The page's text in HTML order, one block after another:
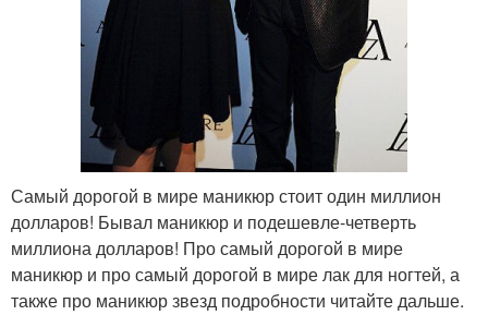
Самый дорогой в мире маникюр стоит один миллион
долларов! Бывал маникюр и подешевле-четверть
миллиона долларов! Про самый дорогой в мире
маникюр и про самый дорогой в мире лак для ногтей, а
также про маникюр звезд подробности читайте дальше.